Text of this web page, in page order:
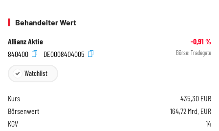
Behandelter Wert
Allianz Aktie -0,91 %
840400
DE0008404005 Börse: Tradegate
Watchlist
Kurs 435,30 EUR
Börsenwert
164,72 Mrd. EUR
KGV
14